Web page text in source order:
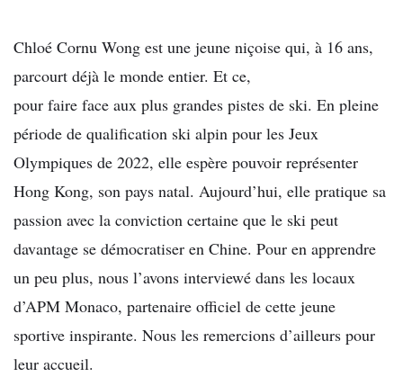
Chloé Cornu Wong est une jeune niçoise qui, à 16 ans,
parcourt déjà le monde entier. Et ce,
pour faire face aux plus grandes pistes de ski. En pleine
période de qualification ski alpin pour les Jeux
Olympiques de 2022, elle espère pouvoir représenter
Hong Kong, son pays natal. Aujourd’hui, elle pratique sa
passion avec la conviction certaine que le ski peut
davantage se démocratiser en Chine. Pour en apprendre
un peu plus, nous l’avons interviewé dans les locaux
d’APM Monaco, partenaire officiel de cette jeune
sportive inspirante. Nous les remercions d’ailleurs pour
leur accueil.